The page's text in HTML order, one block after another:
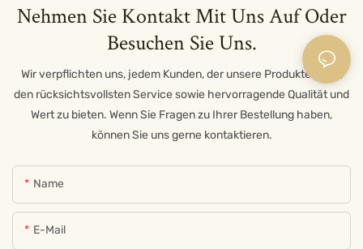
Nehmen Sie Kontakt Mit Uns Auf Oder
Besuchen Sie Uns.
Wir verpflichten uns, jedem Kunden, der unsere Produkte kauft,
den rücksichtsvollsten Service sowie hervorragende Qualität und
Wert zu bieten. Wenn Sie Fragen zu Ihrer Bestellung haben,
können Sie uns gerne kontaktieren.
Name
E-Mail